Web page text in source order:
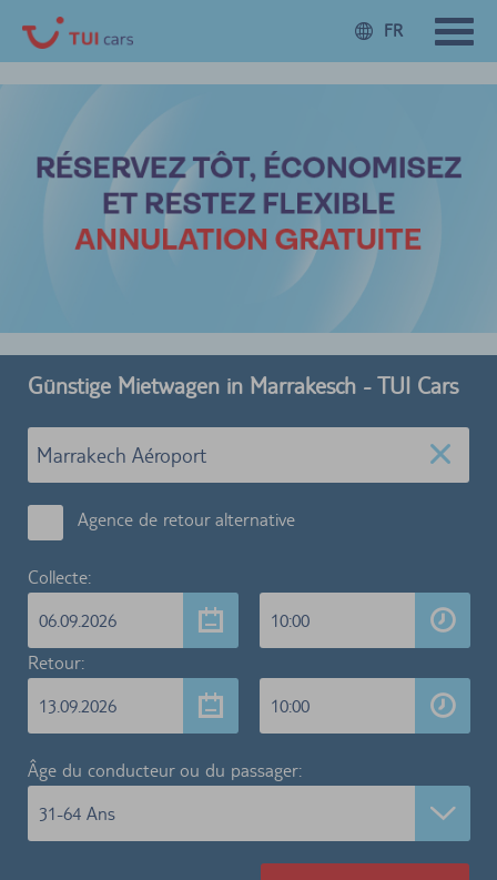
FR
Günstige Mietwagen in Marrakesch - TUI Cars
Agence de retour alternative
Collecte:
06.09.2026
10:00
Retour:
13.09.2026
10:00
Âge du conducteur ou du passager:
31-64 Ans